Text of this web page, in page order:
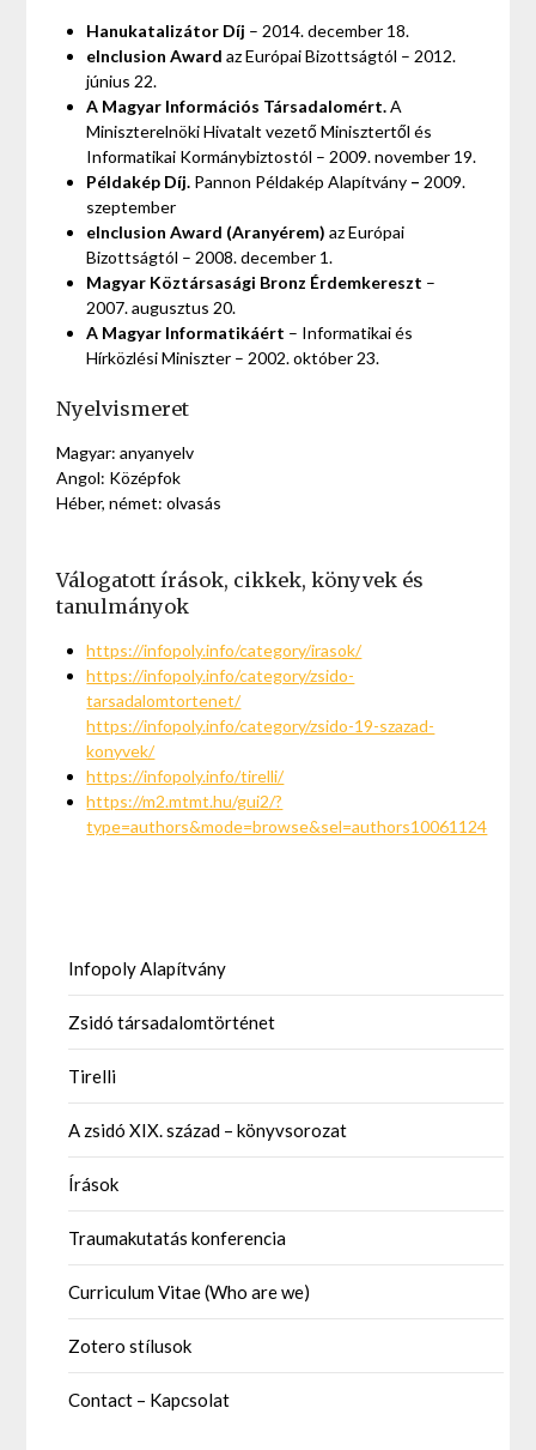
Hanukatalizátor Díj – 2014. december 18.
eInclusion Awardaz Európai Bizottságtól – 2012.
június 22.
A Magyar Információs Társadalomért.A
Miniszterelnöki Hivatalt vezető Minisztertől és
Informatikai Kormánybiztostól – 2009. november 19.
Példakép Díj. Pannon Példakép Alapítvány – 2009.
szeptember
eInclusion Award (Aranyérem)az Európai
Bizottságtól – 2008. december 1.
Magyar Köztársasági Bronz Érdemkereszt –
2007. augusztus 20.
A Magyar Informatikáért – Informatikai és
Hírközlési Miniszter – 2002. október 23.
Nyelvismeret
Magyar: anyanyelv
Angol: Középfok
Héber, német: olvasás
Válogatott írások, cikkek, könyvek és
tanulmányok
https://infopoly.info/category/irasok/
https://infopoly.info/category/zsido-
tarsadalomtortenet/
https://infopoly.info/category/zsido-19-szazad-
konyvek/
https://infopoly.info/tirelli/
https://m2.mtmt.hu/gui2/?
type=authors&mode=browse&sel=authors10061124
Infopoly Alapítvány
Zsidó társadalomtörténet
Tirelli
A zsidó XIX. század – könyvsorozat
Írások
Traumakutatás konferencia
Curriculum Vitae (Who are we)
Zotero stílusok
Contact – Kapcsolat